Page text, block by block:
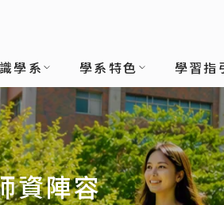
學系 學系特色 學習指
資陣容